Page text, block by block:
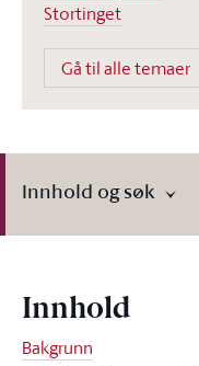
Stortinget
Gå til alle temaer
Innhold og søk
Innhold
Bakgrunn